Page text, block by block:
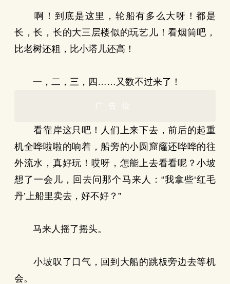
啊！到底是这里，轮船有多么大呀！都是
长，长，长的大三层楼似的玩艺儿！看烟筒吧，
比老树还粗，比小塔儿还高！
一，二，三，四……又数不过来了！
广告位
看靠岸这只吧！人们上来下去，前后的起重
机全哗啦啦的响着，船旁的小圆窟窿还哗哗的往
外流水，真好玩！哎呀，怎能上去看看呢？小坡
想了一会儿，回去问那个马来人：“我拿些‘红毛
丹’上船里卖去，好不好？”
马来人摇了摇头。
小坡叹了口气，回到大船的跳板旁边去等机
会。